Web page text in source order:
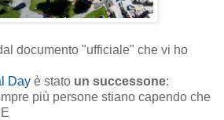
documento "ufficiale" che vi ho
Day è stato un successone:
più persone stiano capendo che